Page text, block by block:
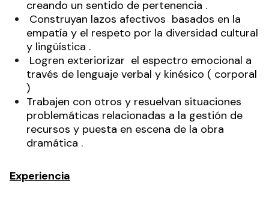
creando un sentido de pertenencia .
Construyan lazos afectivos basados en la
empatía y el respeto por la diversidad cultural
y lingüística .
Logren exteriorizar el espectro emocional a
través de lenguaje verbal y kinésico ( corporal
)
Trabajen con otros y resuelvan situaciones
problemáticas relacionadas a la gestión de
recursos y puesta en escena de la obra
dramática .
Experiencia